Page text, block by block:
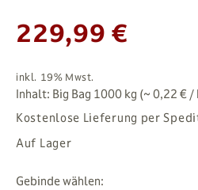
229,99 €
inkl. 19% Mwst.
Inhalt: Big Bag 1000 kg (~ 0,22 € /
Kostenlose Lieferung per
Auf Lager
Gebinde wählen: